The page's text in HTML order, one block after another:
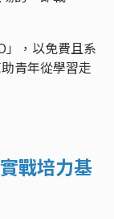
」，以免費且系
青年從學習走
戰培力基